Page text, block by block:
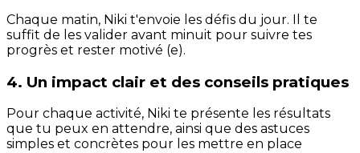
Chaque matin, Niki t'envoie les défis du jour. Il te
suffit de les valider avant minuit pour suivre tes
progrès et rester motivé (e).
4. Un impact clair et des conseils pratiques
Pour chaque activité, Niki te présente les résultats
que tu peux en attendre, ainsi que des astuces
simples et concrètes pour les mettre en place